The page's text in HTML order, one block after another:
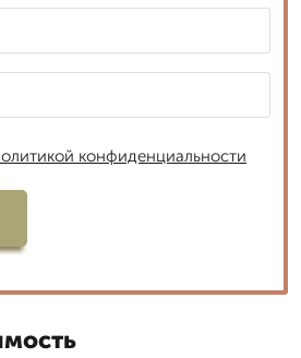
конфиденциальности